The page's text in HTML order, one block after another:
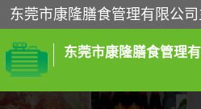
东莞市康隆膳食管理